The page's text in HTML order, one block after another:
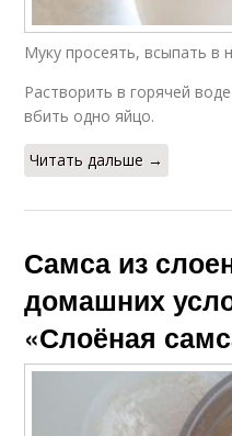
Муку просеять, всыпать в
Растворить в горячей
вбить одно яйцо.
Читать дальше →
Самса из
домашних
«Слоёная